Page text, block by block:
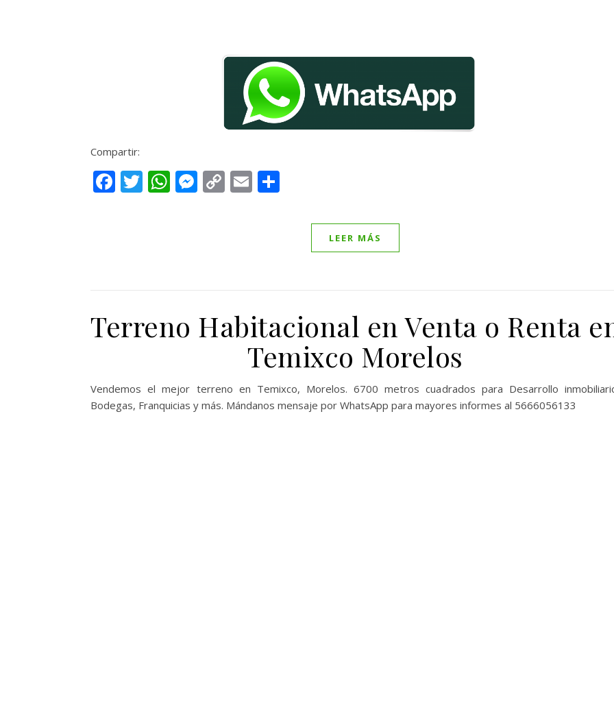
Compartir:
Facebook
Twitter
WhatsApp
Messenger
CopyEmail
LEER MÁS
Terreno Habitacional en Venta o Renta
Temixco Morelos
Vendemos el mejor terreno en Temixco, Morelos. 6700 metros cuadrados para Desarrollo
Bodegas, Franquicias y más. Mándanos mensaje por WhatsApp para mayores informes al 5666056133